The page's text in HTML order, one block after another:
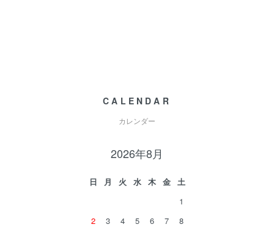
CALENDAR
カレンダー
2026年8月
日 月 火 水 木 金
土
1
2
3 4 5 6 7
8